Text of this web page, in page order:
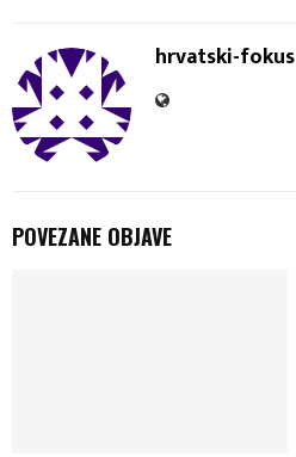
hrvatski-fokus
POVEZANE OBJAVE